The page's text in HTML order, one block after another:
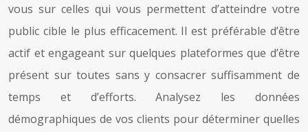
vous sur celles qui vous permettent d’atteindre votre
public cible le plus efficacement. Il est préférable d’être
actif et engageant sur quelques plateformes que d’être
présent sur toutes sans y consacrer suffisamment de
temps et d’efforts. Analysez les données
démographiques de vos clients pour déterminer quelles